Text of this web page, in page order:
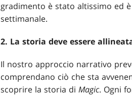
gradimento è stato altissimo ed
settimanale.
2. La storia deve essere
Il nostro approccio narrativo
comprendano ciò che sta
scoprire la storia di Magic. Ogni